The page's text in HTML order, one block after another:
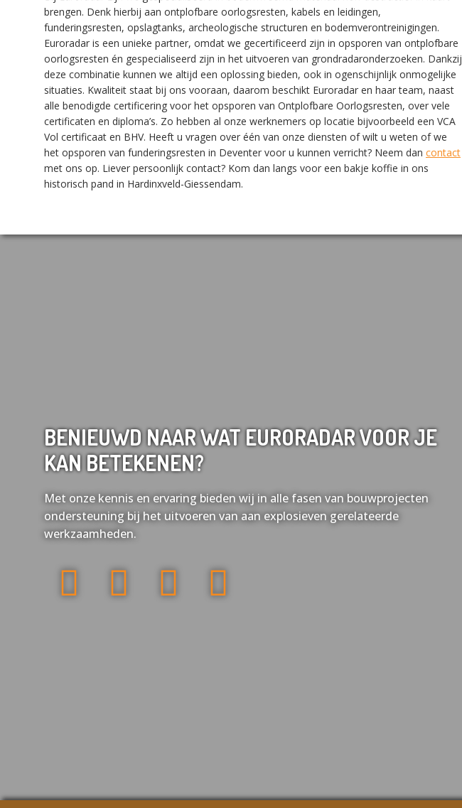
brengen. Denk hierbij aan ontplofbare oorlogsresten, kabels en leidingen,
funderingsresten, opslagtanks, archeologische structuren en bodemverontreinigingen.
Euroradar is een unieke partner, omdat we gecertificeerd zijn in opsporen van ontplofbare
oorlogsresten én gespecialiseerd zijn in het uitvoeren van grondradaronderzoeken. Dankzij
deze combinatie kunnen we altijd een oplossing bieden, ook in ogenschijnlijk onmogelijke
situaties. Kwaliteit staat bij ons vooraan, daarom beschikt Euroradar en haar team, naast
alle benodigde certificering voor het opsporen van Ontplofbare Oorlogsresten, over vele
certificaten en diploma’s. Zo hebben al onze werknemers op locatie bijvoorbeeld een VCA
Vol certificaat en BHV. Heeft u vragen over één van onze diensten of wilt u weten of we
het opsporen van funderingsresten in Deventer voor u kunnen verricht? Neem dan contact
met ons op. Liever persoonlijk contact? Kom dan langs voor een bakje koffie in ons
historisch pand in Hardinxveld-Giessendam.
BENIEUWD NAAR WAT EURORADAR VOOR JE
KAN BETEKENEN?
Met onze kennis en ervaring bieden wij in alle fasen van bouwprojecten
ondersteuning bij het uitvoeren van aan explosieven gerelateerde
werkzaamheden.
Nederlands